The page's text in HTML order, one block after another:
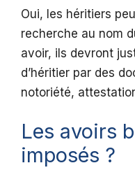
Oui, les héritiers
recherche au nom
avoir, ils devront
d’héritier par des
notoriété,
Les avoirs
imposés ?